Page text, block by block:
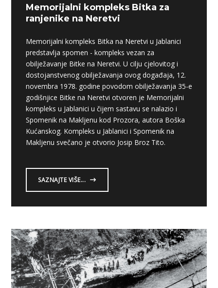
Memorijalni kompleks Bitka za
ranjenike na Neretvi
Memorijalni kompleks Bitka na Neretvi u Jablanici
predstavlja spomen - kompleks vezan za
obilježavanje Bitke na Neretvi. U cilju cjelovitog i
dostojanstvenog obilježavanja ovog događaja, 12.
novembra 1978. godine povodom obilježavanja 35-e
godišnjice Bitke na Neretvi otvoren je Memorijalni
kompleks u Jablanici u čijem sastavu se nalazio i
Spomenik na Makljenu kod Prozora, autora Boška
Kućanskog. Kompleks u Jablanici i Spomenik na
Makljenu svečano je otvorio Josip Broz Tito.
SAZNAJTE VIŠE...